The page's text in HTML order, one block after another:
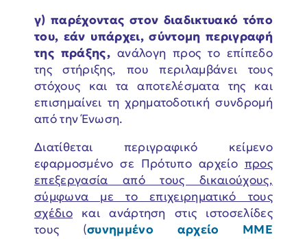
γ) παρέχοντας στον διαδικτυακό τόπο
του, εάν υπάρχει, σύντομη περιγραφή
της πράξης, ανάλογη προς το επίπεδο
της στήριξης, που περιλαμβάνει τους
στόχους και τα αποτελέσματα της και
επισημαίνει τη χρηματοδοτική συνδρομή
από την Ένωση.
Διατίθεται περιγραφικό κείμενο
εφαρμοσμένο σε Πρότυπο αρχείο προς
επεξεργασία από τους δικαιούχους,
σύμφωνα με το επιχειρηματικό τους
σχέδιοκαι ανάρτηση στις ιστοσελίδες
τους (συνημμένο αρχείο ΜΜΕ